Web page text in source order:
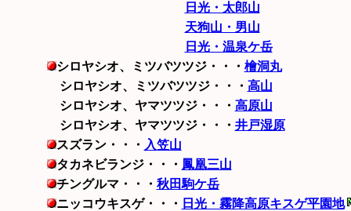
日光・太郎山
天狗山・男山
日光・温泉ケ岳
シロヤシオ、ミツバツツジ・・・ 檜洞丸
シロヤシオ、ミツバツツジ・・・ 高山
シロヤシオ、ヤマツツジ・・・ 高原山
シロヤシオ、ヤマツツジ・・・ 井戸湿原
スズラン・・・ 入笠山
タカネビランジ・・・ 鳳凰三山
チングルマ・・・ 秋田駒ケ岳
ニッコウキスゲ・・・ 日光・霧降高原キスゲ平園地